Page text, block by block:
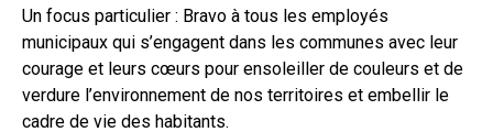
Un focus particulier : Bravo à tous les employés
municipaux qui s’engagent dans les communes avec leur
courage et leurs cœurs pour ensoleiller de couleurs et de
verdure l’environnement de nos territoires et embellir le
cadre de vie des habitants.